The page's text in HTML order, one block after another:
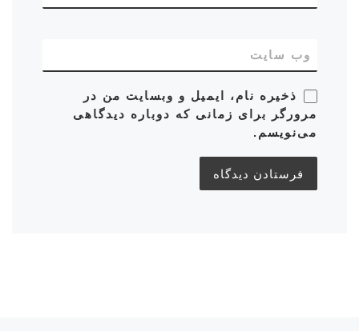
وب‌ سایت
ذخیره نام، ایمیل و وبسایت من در
مرورگر برای زمانی که دوباره دیدگاهی
می‌نویسم.